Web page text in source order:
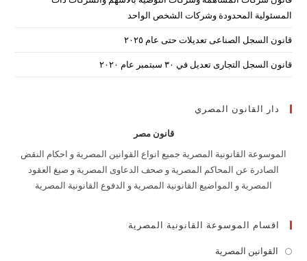
المسئولية المحدودة وشركات الشخص الواحد
قانون السجل الصناعى تعديلات حتى عام ٢٠٢٥
قانون السجل التجارى تعديل في ٣٠ سبتمبر عام ٢٠٢٠
دار القانون المصري
قانون مصر
الموسوعة القانونية المصرية جميع انواع القوانين المصرية و احكام النقض
الصادرة عن المحاكم المصرية و صحف الدعاوى المصرية و صيغ العقود
المصرية و المواضيع القانونية المصرية و الدفوع القانونية المصرية
اقسام الموسوعة القانونية المصرية
القوانين المصرية